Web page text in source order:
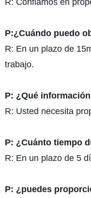
R: Confiamos en
P:¿Cuándo puedo
R: En un plazo de
trabajo.
P: ¿Qué
R: Usted necesita
P: ¿Cuánto tiempo
R: En un plazo de 5
P: ¿puedes